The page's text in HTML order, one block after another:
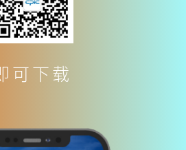
可下载